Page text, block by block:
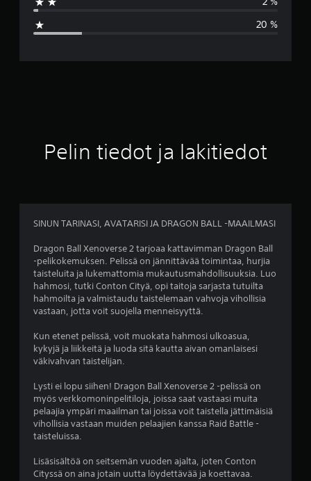
a
v
.
t
ä
h
t
ä
i
i
d
20 %
Pelin tiedot ja lakitiedot
SINUN TARINASI, AVATARISI JA DRAGON BALL -MAAILMASI
Dragon Ball Xenoverse 2 tarjoaa kattavimman Dragon Ball
-pelikokemuksen. Pelissä on jännittävää toimintaa, hurjia
taisteluita ja lukemattomia mukautusmahdollisuuksia. Luo
hahmosi, tutki Conton Cityä, opi taitoja sarjasta tutuilta
hahmoilta ja valmistaudu taistelemaan vahvoja vihollisia
vastaan, jotta voit suojella menneisyyttä.
Kun etenet pelissä, voit muokata hahmosi ulkoasua,
kykyjä ja liikkeitä ja luoda sitä kautta aivan omanlaisesi
väkivahvan taistelijan.
Lysti ei lopu siihen! Dragon Ball Xenoverse 2 -pelissä on
myös verkkomoninpelitiloja, joissa saat vastaasi muita
pelaajia ympäri maailman tai joissa voit taistella jättimäisiä
vihollisia vastaan muiden pelaajien kanssa Raid Battle -
taisteluissa.
Lisäsisältöä on seitsemän vuoden ajalta, joten Conton
Cityssä on aina jotain uutta löydettävää ja koettavaa.